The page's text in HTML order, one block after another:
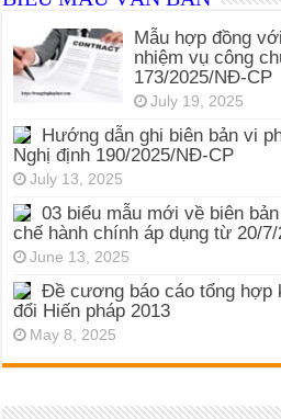
Mẫu hợp đồng
nhiệm vụ công
173/2025/NĐ-CP
July 19, 2025
Hướng dẫn ghi biên bản vi
Nghị định 190/2025/NĐ-CP
July 13, 2025
03 biểu mẫu mới về biên
chế hành chính áp dụng từ 20/7/
June 13, 2025
Đề cương báo cáo tổng hợp
đổi Hiến pháp 2013
May 8, 2025